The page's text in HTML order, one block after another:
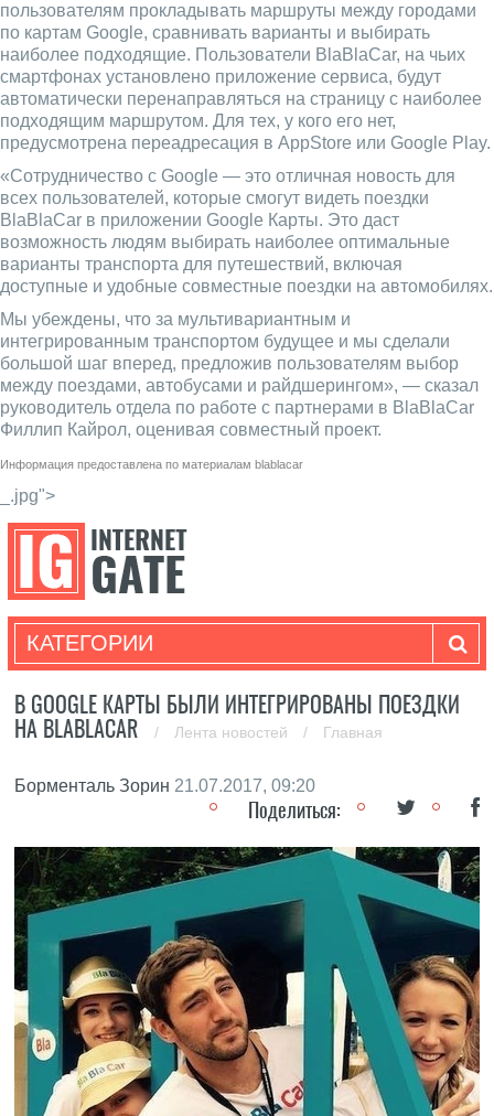
пользователям прокладывать маршруты между городами
по картам Google, сравнивать варианты и выбирать
наиболее подходящие. Пользователи BlaBlaCar, на чьих
смартфонах установлено приложение сервиса, будут
автоматически перенаправляться на страницу с наиболее
подходящим маршрутом. Для тех, у кого его нет,
предусмотрена переадресация в AppStore или Google Play.
«Сотрудничество с Google — это отличная новость для
всех пользователей, которые смогут видеть поездки
BlaBlaCar в приложении Google Карты. Это даст
возможность людям выбирать наиболее оптимальные
варианты транспорта для путешествий, включая
доступные и удобные совместные поездки на автомобилях.
Мы убеждены, что за мультивариантным и
интегрированным транспортом будущее и мы сделали
большой шаг вперед, предложив пользователям выбор
между поездами, автобусами и райдшерингом», — сказал
руководитель отдела по работе с партнерами в BlaBlaCar
Филлип Кайрол, оценивая совместный проект.
Информация предоставлена по материалам blablacar
_.jpg">
КАТЕГОРИИ
В GOOGLE КАРТЫ БЫЛИ ИНТЕГРИРОВАНЫ ПОЕЗДКИ
НА BLABLACAR
/ Лента новостей / Главная
Борменталь Зорин 21.07.2017, 09:20
Поделиться: